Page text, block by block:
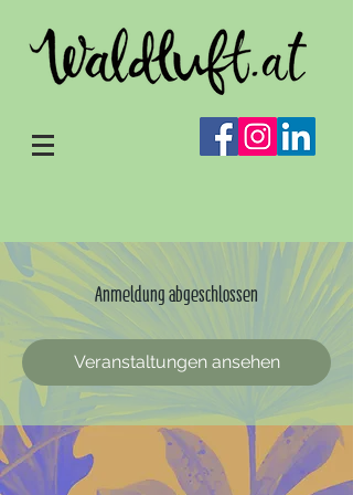
Anmeldung abgeschlossen
Veranstaltungen ansehen